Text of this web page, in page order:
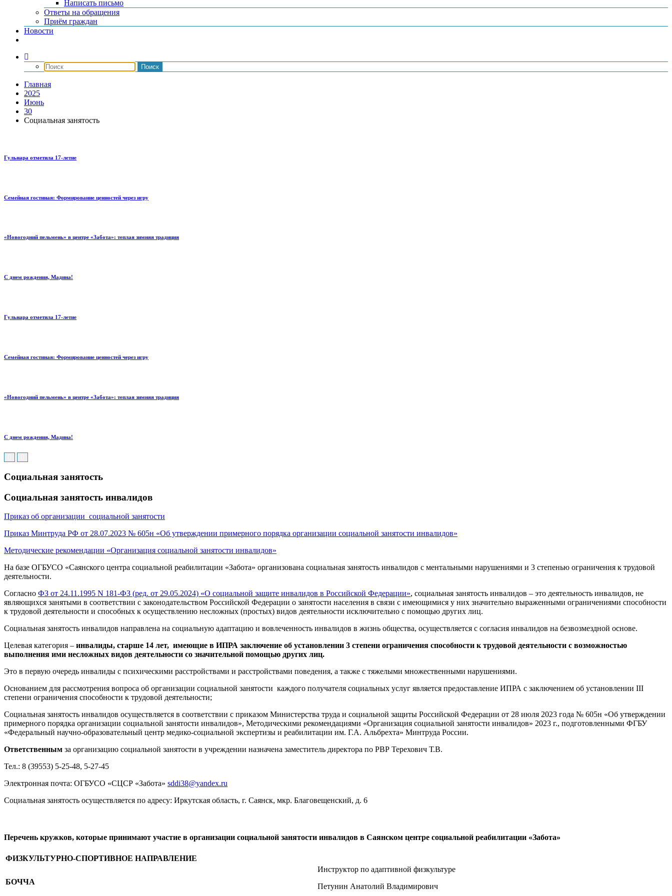
Написать письмо
Ответы на обращения
Приём граждан
Новости
Главная
2025
Июнь
30
Социальная занятость
Гульнара отметила 17‑летие
Семейная гостиная: Формирование ценностей через игру
«Новогодний пельмень» в центре «Забота»: теплая зимняя традиция
С днем рождения, Мадина!
Гульнара отметила 17‑летие
Семейная гостиная: Формирование ценностей через игру
«Новогодний пельмень» в центре «Забота»: теплая зимняя традиция
С днем рождения, Мадина!
Социальная занятость
Социальная занятость инвалидов
Приказ об организации социальной занятости
Приказ Минтруда РФ от 28.07.2023 № 605н «Об утверждении примерного порядка организации социальной занятости инвалидов»
Методические рекомендации «Организация социальной занятости инвалидов»
На базе ОГБУСО «Саянского центра социальной реабилитации «Забота» организована социальная занятость инвалидов с ментальными нарушениями и 3 степенью ограничения к трудовой
деятельности.
Согласно ФЗ от 24.11.1995 N 181-ФЗ (ред. от 29.05.2024) «О социальной защите инвалидов в Российской Федерации», социальная занятость инвалидов – это деятельность инвалидов, не
являющихся занятыми в соответствии с законодательством Российской Федерации о занятости населения в связи с имеющимися у них значительно выраженными ограничениями способности
к трудовой деятельности и способных к осуществлению несложных (простых) видов деятельности исключительно с помощью других лиц.
Социальная занятость инвалидов направлена на социальную адаптацию и вовлеченность инвалидов в жизнь общества, осуществляется с согласия инвалидов на безвозмездной основе.
Целевая категория – инвалиды, старше 14 лет, имеющие в ИПРА заключение об установлении 3 степени ограничения способности к трудовой деятельности с возможностью
выполнения ими несложных видов деятельности со значительной помощью других лиц.
Это в первую очередь инвалиды с психическими расстройствами и расстройствами поведения, а также с тяжелыми множественными нарушениями.
Основанием для рассмотрения вопроса об организации социальной занятости каждого получателя социальных услуг является предоставление ИПРА с заключением об установлении III
степени ограничения способности к трудовой деятельности;
Социальная занятость инвалидов осуществляется в соответствии с приказом Министерства труда и социальной защиты Российской Федерации от 28 июля 2023 года № 605н «Об утверждении
примерного порядка организации социальной занятости инвалидов», Методическими рекомендациями «Организация социальной занятости инвалидов» 2023 г., подготовленными ФГБУ
«Федеральный научно-образовательный центр медико-социальной экспертизы и реабилитации им. Г.А. Альбрехта» Минтруда России.
Ответственным за организацию социальной занятости в учреждении назначена заместитель директора по РВР Терехович Т.В.
Тел.: 8 (39553) 5-25-48, 5-27-45
Электронная почта: ОГБУСО «СЦСР «Забота» sddi38@yandex.ru
Социальная занятость осуществляется по адресу: Иркутская область, г. Саянск, мкр. Благовещенский, д. 6
Перечень кружков, которые принимают участие в организации социальной занятости инвалидов в Саянском центре социальной реабилитации «Забота»
ФИЗКУЛЬТУРНО-СПОРТИВНОЕ НАПРАВЛЕНИЕ
БОЧЧА
Инструктор по адаптивной физкультуре
Петунин Анатолий Владимирович